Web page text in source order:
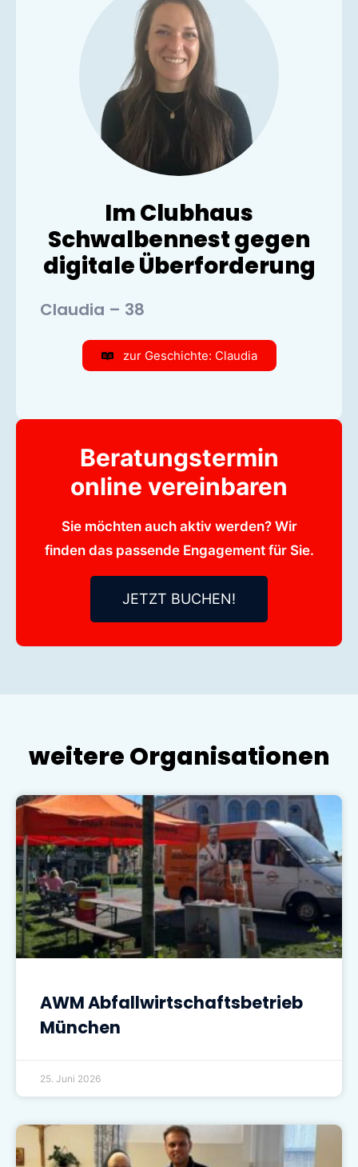
Im Clubhaus
Schwalbennest gegen
digitale Überforderung
Claudia – 38
zur Geschichte: Claudia
Beratungstermin
online vereinbaren
Sie möchten auch aktiv werden? Wir
finden das passende Engagement für Sie.
JETZT BUCHEN!
weitere Organisationen
AWM Abfallwirtschaftsbetrieb
München
25. Juni 2026